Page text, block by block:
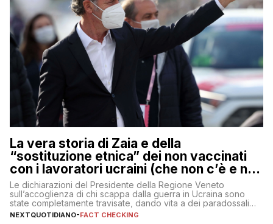
La vera storia di Zaia e della
“sostituzione etnica” dei non vaccinati
con i lavoratori ucraini (che non c’è e non
ci sarà)
Le dichiarazioni del Presidente della Regione Veneto
sull’accoglienza di chi scappa dalla guerra in Ucraina sono
state completamente travisate, dando vita a dei paradossali
falsi che girano sui social
NEXTQUOTIDIANO-FACT CHECKING